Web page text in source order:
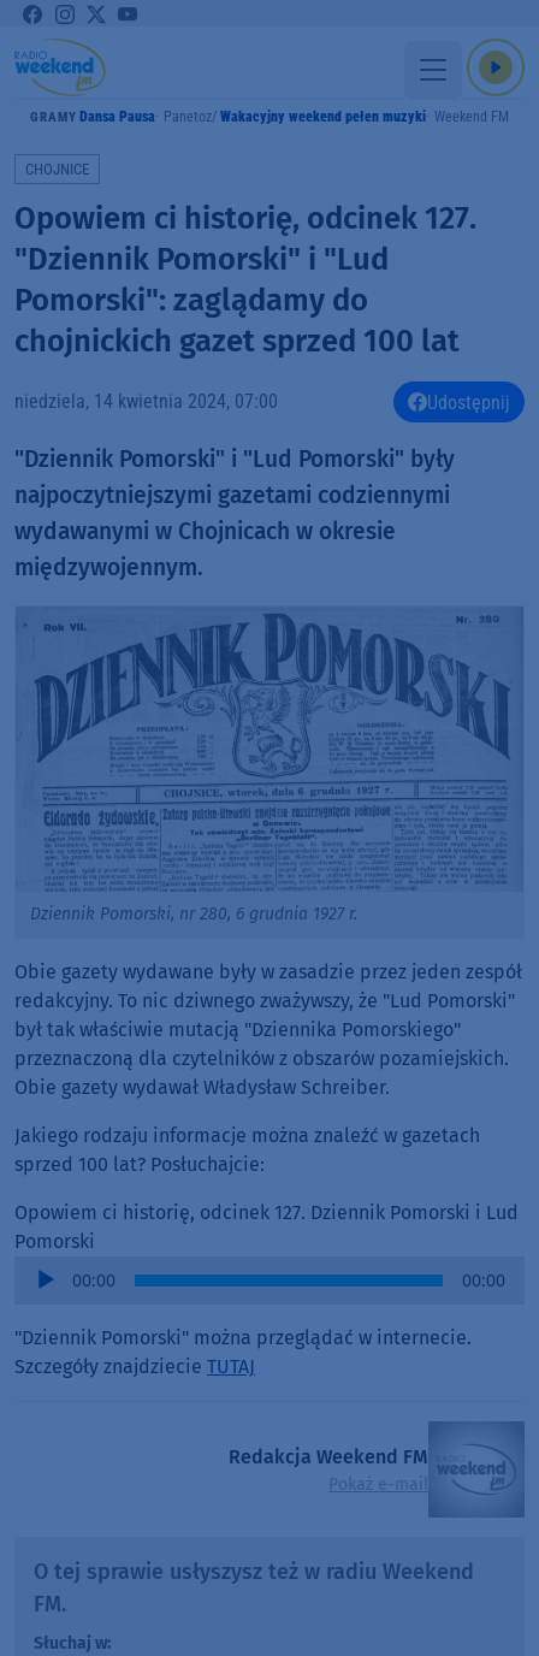
GRAMY Dansa Pausa Panetoz Wakacyjny weekend pełen muzyki Weekend FM
CHOJNICE
Opowiem ci historię, odcinek 127.
"Dziennik Pomorski" i "Lud
Pomorski": zaglądamy do
chojnickich gazet sprzed 100 lat
niedziela, 14 kwietnia 2024, 07:00 Udostępnij
"Dziennik Pomorski" i "Lud Pomorski" były
najpoczytniejszymi gazetami codziennymi
wydawanymi w Chojnicach w okresie
międzywojennym.
Dziennik Pomorski, nr 280, 6 grudnia 1927 r.
Obie gazety wydawane były w zasadzie przez jeden zespół
redakcyjny. To nic dziwnego zważywszy, że "Lud Pomorski"
był tak właściwie mutacją "Dziennika Pomorskiego"
przeznaczoną dla czytelników z obszarów pozamiejskich.
Obie gazety wydawał Władysław Schreiber.
Jakiego rodzaju informacje można znaleźć w gazetach
sprzed 100 lat? Posłuchajcie:
Opowiem ci historię, odcinek 127. Dziennik Pomorski i Lud
Pomorski
Audio
00:00 00:00
"Dziennik Pomorski" można przeglądać w internecie.
Szczegóły znajdziecie TUTAJ
Redakcja Weekend FM
Pokaż e-mail
O tej sprawie usłyszysz też w radiu Weekend
FM.
Słuchaj w: